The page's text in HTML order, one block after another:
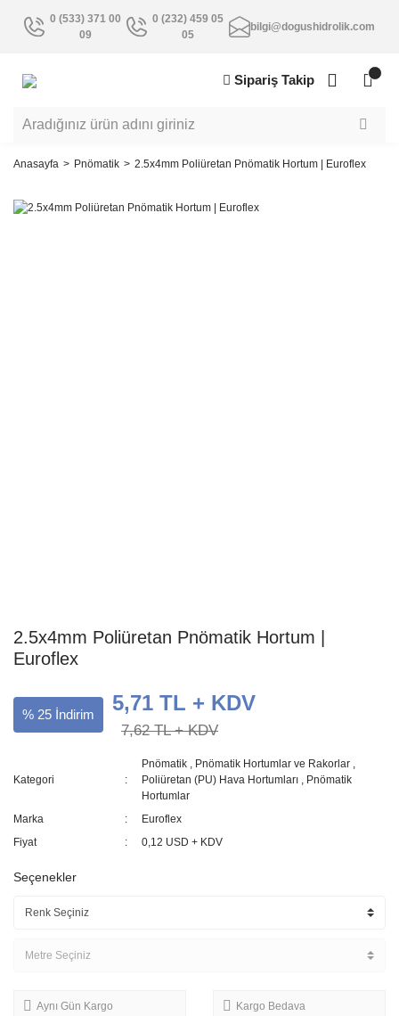
0 (533) 371 00
09
0 (232) 459 05
05
bilgi@dogushidrolik.com
Sipariş Takip
Anasayfa Pnömatik 2.5x4mm Poliüretan Pnömatik Hortum | Euroflex
2.5x4mm Poliüretan Pnömatik Hortum |
Euroflex
% 25 İndirim 5,71 TL + KDV
7,62 TL + KDV
Kategori
Pnömatik , Pnömatik Hortumlar ve Rakorlar ,
Poliüretan (PU) Hava Hortumları , Pnömatik
Hortumlar
Marka
Euroflex
Fiyat
0,12 USD + KDV
Seçenekler
Aynı Gün Kargo Kargo Bedava